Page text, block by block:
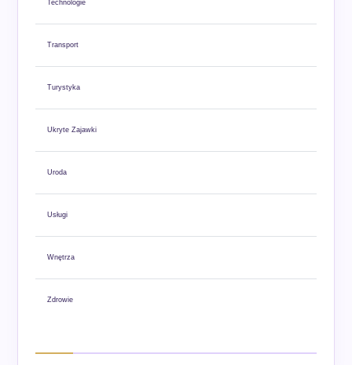
Technologie
Transport
Turystyka
Ukryte Zajawki
Uroda
Usługi
Wnętrza
Zdrowie